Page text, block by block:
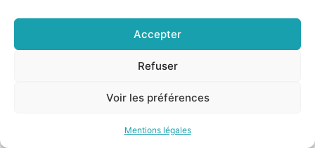
Accepter
Refuser
Voir les préférences
Mentions légales
Focus sur les prêts à moyen terme spéciaux
dédiés aux jeunes agriculteurs.
Analyse des différentes phases de déblocage
des fonds dans le cadre du financement d’un